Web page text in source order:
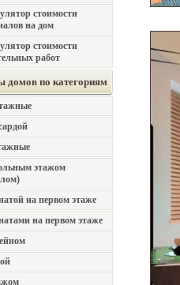
стоимости
на дом
стоимости
работ
домов по категориям
этажом
на первом этаже
на первом этаже